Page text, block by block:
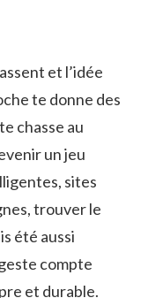
et l’idée
te donne des
chasse au
un jeu
sites
trouver le
été aussi
compte
et durable.